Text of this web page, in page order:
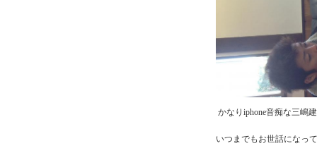
かなりiphone音痴な三嶋
いつまでもお世話になっ